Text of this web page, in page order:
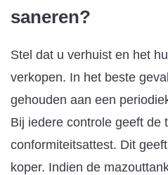
saneren?
Stel dat u verhuist en het
verkopen. In het beste
gehouden aan een
Bij iedere controle geeft de
conformiteitsattest. Dit
koper. Indien de